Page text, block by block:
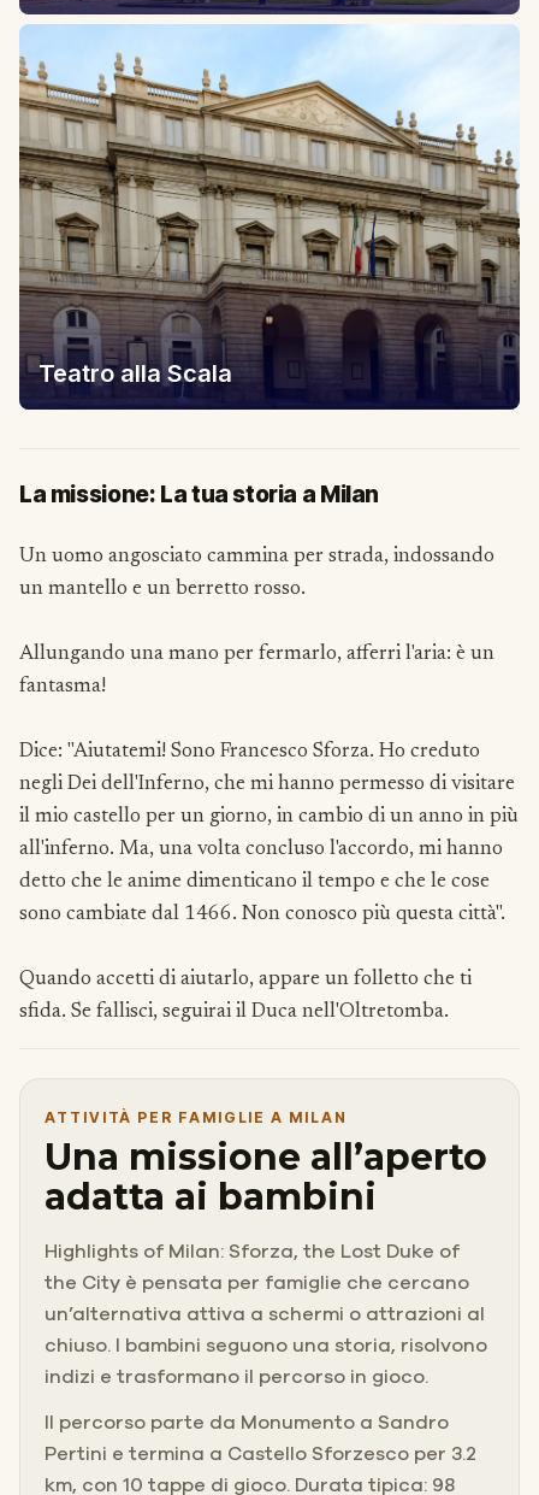
Teatro alla Scala
La missione: La tua storia a Milan
Un uomo angosciato cammina per strada, indossando
un mantello e un berretto rosso.
Allungando una mano per fermarlo, afferri l'aria: è un
fantasma!
Dice: "Aiutatemi! Sono Francesco Sforza. Ho creduto
negli Dei dell'Inferno, che mi hanno permesso di visitare
il mio castello per un giorno, in cambio di un anno in più
all'inferno. Ma, una volta concluso l'accordo, mi hanno
detto che le anime dimenticano il tempo e che le cose
sono cambiate dal 1466. Non conosco più questa città".
Quando accetti di aiutarlo, appare un folletto che ti
sfida. Se fallisci, seguirai il Duca nell'Oltretomba.
ATTIVITÀ PER FAMIGLIE A MILAN
Una missione all’aperto
adatta ai bambini
Highlights of Milan: Sforza, the Lost Duke of
the City è pensata per famiglie che cercano
un’alternativa attiva a schermi o attrazioni al
chiuso. I bambini seguono una storia, risolvono
indizi e trasformano il percorso in gioco.
Il percorso parte da Monumento a Sandro
Pertini e termina a Castello Sforzesco per 3.2
km, con 10 tappe di gioco. Durata tipica: 98